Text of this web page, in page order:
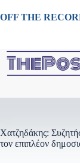
στο
OFF THE
Χατζηδάκης:
τον επιπλέον